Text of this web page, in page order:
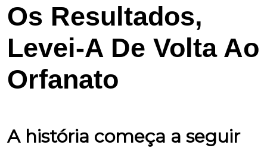
Os Resultados,
Levei-A De Volta Ao
Orfanato
A história começa a seguir